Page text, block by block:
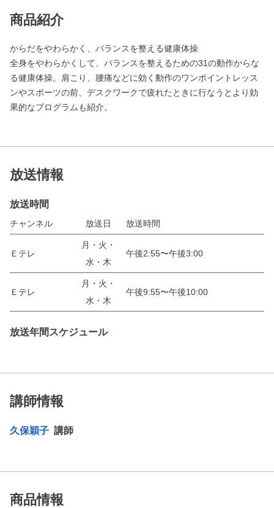
商品紹介
からだをやわらかく、バランスを整える健康体操
全身をやわらかくして、バランスを整えるための31の動作からな
る健康体操。肩こり、腰痛などに効く動作のワンポイントレッス
ンやスポーツの前、デスクワークで疲れたときに行なうとより効
果的なプログラムも紹介。
放送情報
放送時間
チャンネル 放送日 放送時間
Ｅテレ
月・火・
水・木
午後2:55〜午後3:00
Ｅテレ
月・火・
水・木
午後9:55〜午後10:00
放送年間スケジュール
講師情報
久保穎子 講師
商品情報